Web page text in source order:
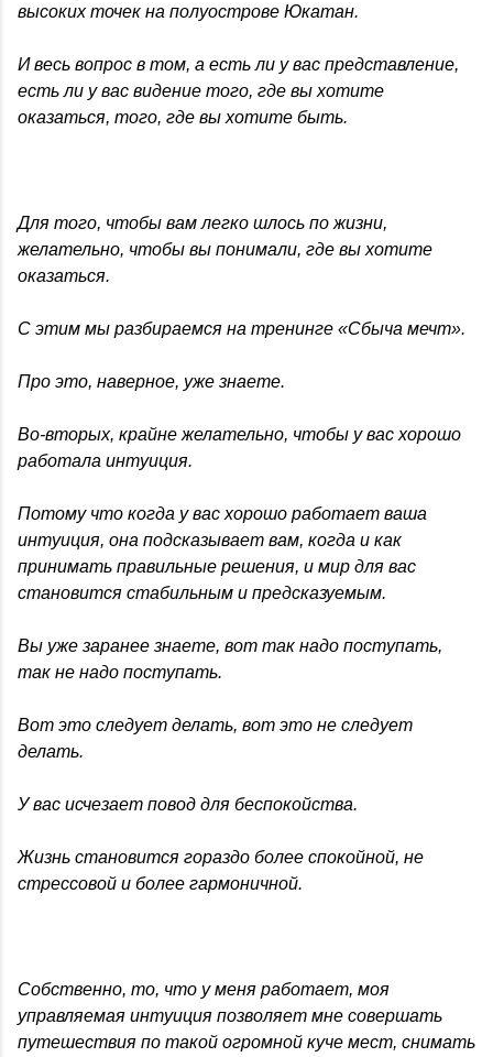
высоких точек на полуострове Юкатан.
И весь вопрос в том, а есть ли у вас представление,
есть ли у вас видение того, где вы хотите
оказаться, того, где вы хотите быть.
Для того, чтобы вам легко шлось по жизни,
желательно, чтобы вы понимали, где вы хотите
оказаться.
С этим мы разбираемся на тренинге «Сбыча мечт».
Про это, наверное, уже знаете.
Во-вторых, крайне желательно, чтобы у вас хорошо
работала интуиция.
Потому что когда у вас хорошо работает ваша
интуиция, она подсказывает вам, когда и как
принимать правильные решения, и мир для вас
становится стабильным и предсказуемым.
Вы уже заранее знаете, вот так надо поступать,
так не надо поступать.
Вот это следует делать, вот это не следует
делать.
У вас исчезает повод для беспокойства.
Жизнь становится гораздо более спокойной, не
стрессовой и более гармоничной.
Собственно, то, что у меня работает, моя
управляемая интуиция позволяет мне совершать
путешествия по такой огромной куче мест, снимать